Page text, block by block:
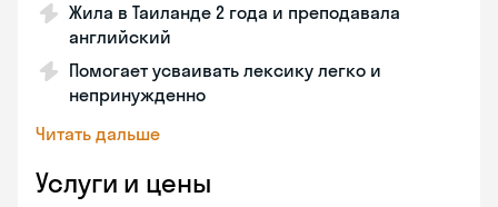
Жила в Таиланде 2 года и преподавала
английский
Помогает усваивать лексику легко и
непринужденно
Читать дальше
Услуги и цены